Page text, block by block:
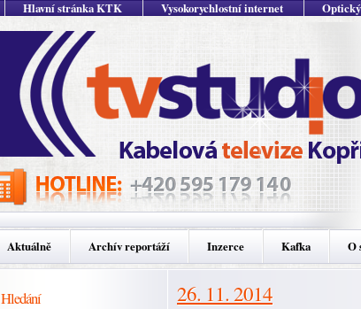
Hlavní stránka KTK Vysokorychlostní internet
Aktuálně Archív reportáží Inzerce Kafka O
Hledání 26. 11. 2014